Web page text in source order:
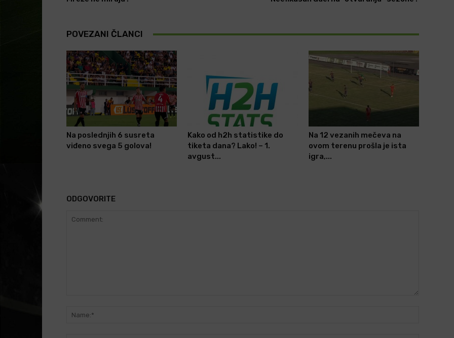
POVEZANI ČLANCI
Na poslednjih 6 susreta
viđeno svega 5 golova!
Kako od h2h statistike do
tiketa dana? Lako! – 1.
avgust...
Na 12 vezanih mečeva na
ovom terenu prošla je ista
igra,...
ODGOVORITE